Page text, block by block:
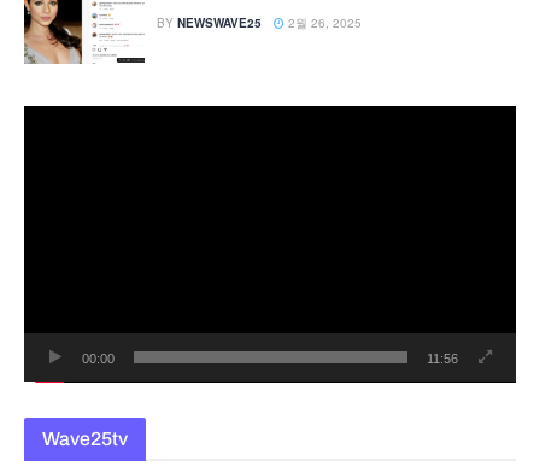
BY NEWSWAVE25 2월 26, 2025
00:00 11:56
Wave25tv